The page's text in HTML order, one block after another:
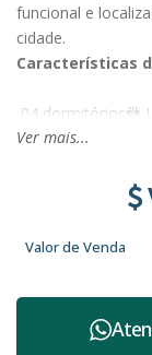
funcional e
cidade.
Características
04 dormitórios🚻
02 banheiros
Cozinha planejada
Escritório
Garagem para 03
Ver mais...
Valor de Venda